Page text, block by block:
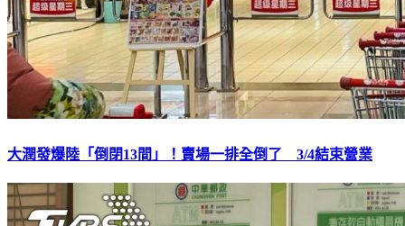
大潤發爆陸「倒閉13間」！賣場一排全倒了 3/4結束營業